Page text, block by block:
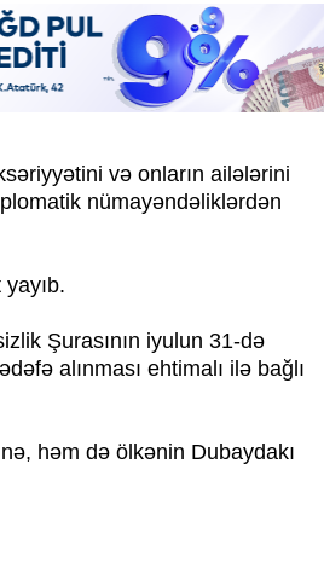
və onların ailələrini
nümayəndəliklərdən
Şurasının iyulun 31-də
alınması ehtimalı ilə bağlı
həm də ölkənin Dubaydakı